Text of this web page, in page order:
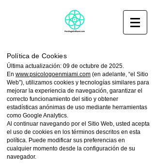
Política de Cookies
Última actualización: 09 de octubre de 2025.
En www.psicologoenmiami.com (en adelante, “el Sitio
Web”), utilizamos cookies y tecnologías similares para
mejorar la experiencia de navegación, garantizar el
correcto funcionamiento del sitio y obtener
estadísticas anónimas de uso mediante herramientas
como Google Analytics.
Al continuar navegando por el Sitio Web, usted acepta
el uso de cookies en los términos descritos en esta
política. Puede modificar sus preferencias en
cualquier momento desde la configuración de su
navegador.